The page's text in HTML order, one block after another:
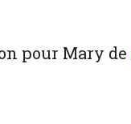
pour Mary de